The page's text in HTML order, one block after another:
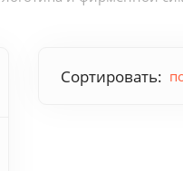
Сортировать: